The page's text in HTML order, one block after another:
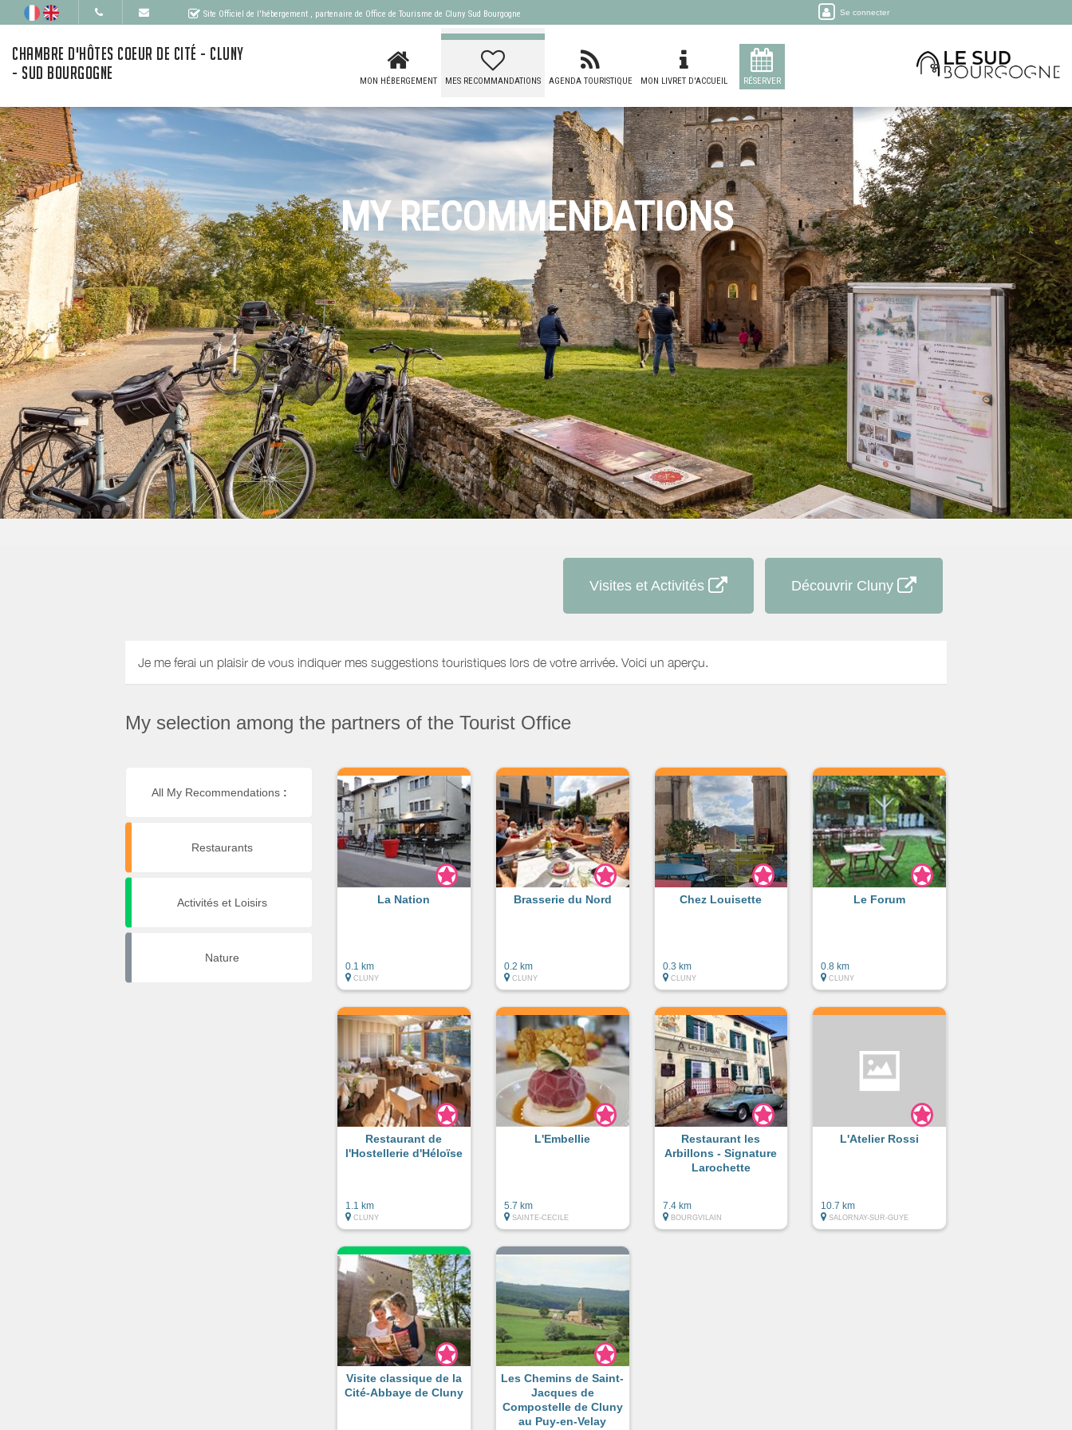
Site Officiel de l'hébergement , partenaire de Office de Tourisme de Cluny Sud Bourgogne Se connecter
CHAMBRE D'HÔTES COEUR DE CITÉ - CLUNY
- SUD BOURGOGNE
MON HÉBERGEMENT MES RECOMMANDATIONS AGENDA TOURISTIQUE MON LIVRET D'ACCUEIL RÉSERVER
MY RECOMMENDATIONS
Visites et Activités Découvrir Cluny
Je me ferai un plaisir de vous indiquer mes suggestions touristiques lors de votre arrivée. Voici un aperçu.
My selection among the partners of the Tourist Office
All My Recommendations :
Restaurants
Activités et Loisirs
Nature
La Nation
0.1 km
CLUNY
Brasserie du Nord
0.2 km
CLUNY
Chez Louisette
0.3 km
CLUNY
Le Forum
0.8 km
CLUNY
Restaurant de
l'Hostellerie d'Héloïse
1.1 km
CLUNY
L'Embellie
5.7 km
SAINTE-CECILE
Restaurant les
Arbillons - Signature
Larochette
7.4 km
BOURGVILAIN
L'Atelier Rossi
10.7 km
SALORNAY-SUR-GUYE
Visite classique de la
Cité-Abbaye de Cluny
Les Chemins de Saint-
Jacques de
Compostelle de Cluny
au Puy-en-Velay